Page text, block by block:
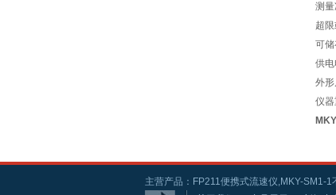
测
超
可
供
外
仪
主营产品：FP211便携式流速仪,MKY-SM1-